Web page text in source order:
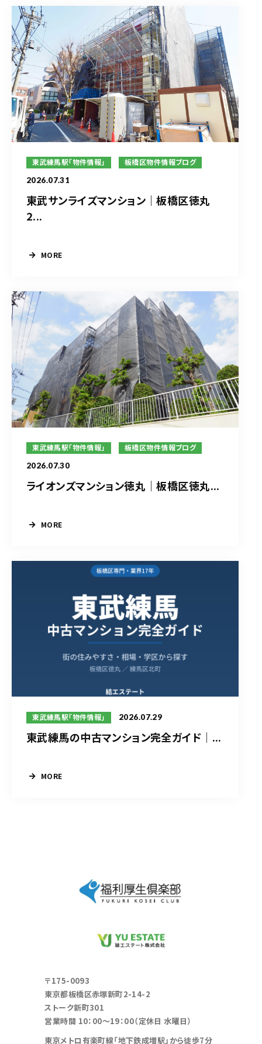
東武練馬駅「物件情報」 板橋区物件情報ブログ
2026.07.31
東武サンライズマンション｜板橋区徳丸
2...
MORE
東武練馬駅「物件情報」 板橋区物件情報ブログ
2026.07.30
ライオンズマンション徳丸｜板橋区徳丸...
MORE
東武練馬駅「物件情報」 2026.07.29
東武練馬の中古マンション完全ガイド｜...
MORE
〒175-0093
東京都板橋区赤塚新町2-14-2
ストーク新町301
営業時間 10：00～19：00（定休日 水曜日）
東京メトロ有楽町線「地下鉄成増駅」から徒歩7分